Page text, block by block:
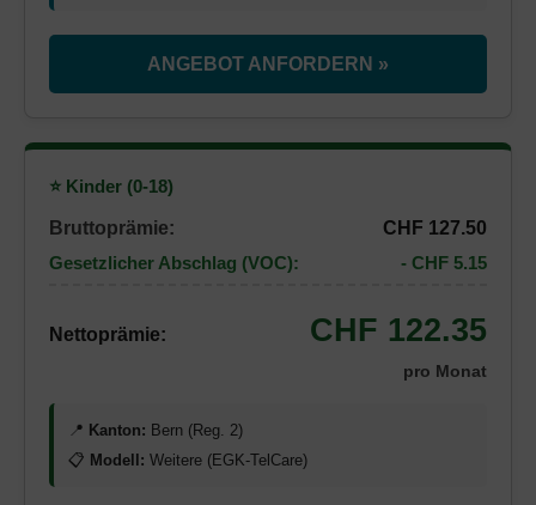
ANGEBOT ANFORDERN »
⭐ Kinder (0-18)
Bruttoprämie:
CHF 127.50
Gesetzlicher Abschlag (VOC):
- CHF 5.15
Nettoprämie: CHF 122.35
pro Monat
📍 Kanton: Bern (Reg. 2)
📋 Modell: Weitere (EGK-TelCare)